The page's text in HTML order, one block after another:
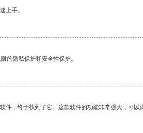
上手。
的隐私保护和安全性保护。
件，终于找到了它。这款软件的功能非常强大，可